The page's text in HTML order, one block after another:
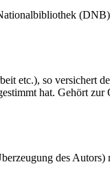
etc.), so versichert
hat. Gehört
des